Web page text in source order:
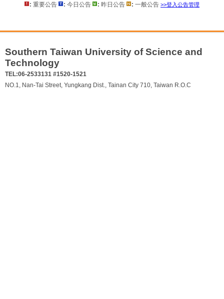
: 重要公告 : 今日公告 : 昨日公告 : 一般公告 >>登入公告管理
Southern Taiwan University of Science and
Technology
TEL:06-2533131 #1520-1521
NO.1, Nan-Tai Street, Yungkang Dist., Tainan City 710, Taiwan R.O.C